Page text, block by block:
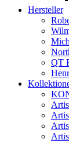
Hersteller
QT